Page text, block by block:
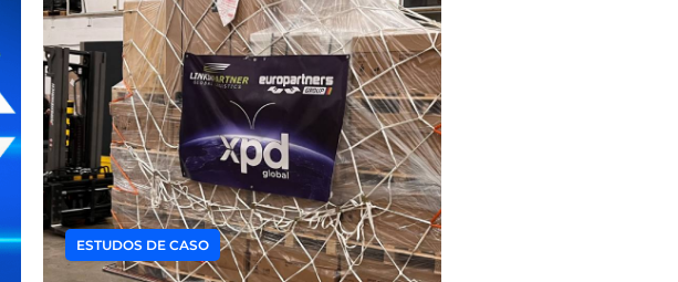
ESTUDOS DE CASO